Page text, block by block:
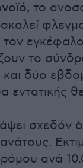
το
το
δύο
σχεδόν
ανά